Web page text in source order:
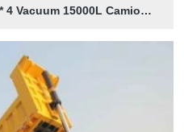
Aspirazione acque reflue 6 * 4 Vacuum 15000L Camion cisterna